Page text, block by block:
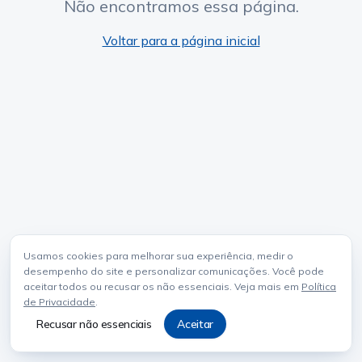
Usamos cookies para melhorar sua experiência, medir o
desempenho do site e personalizar comunicações. Você pode
aceitar todos ou recusar os não essenciais. Veja mais em Política
de Privacidade.
Recusar não essenciais Aceitar
Não encontramos essa página.
Voltar para a página inicial